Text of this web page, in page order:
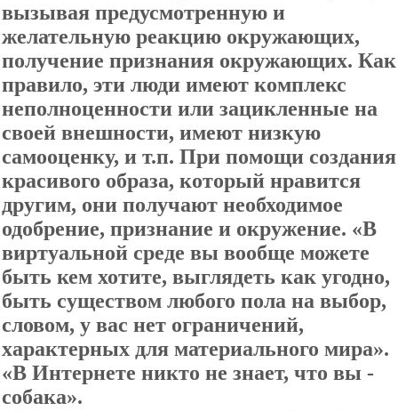
вызывая предусмотренную и
желательную реакцию окружающих,
получение признания окружающих. Как
правило, эти люди имеют комплекс
неполноценности или зацикленные на
своей внешности, имеют низкую
самооценку, и т.п. При помощи создания
красивого образа, который нравится
другим, они получают необходимое
одобрение, признание и окружение. «В
виртуальной среде вы вообще можете
быть кем хотите, выглядеть как угодно,
быть существом любого пола на выбор,
словом, у вас нет ограничений,
характерных для материального мира».
«В Интернете никто не знает, что вы -
собака».